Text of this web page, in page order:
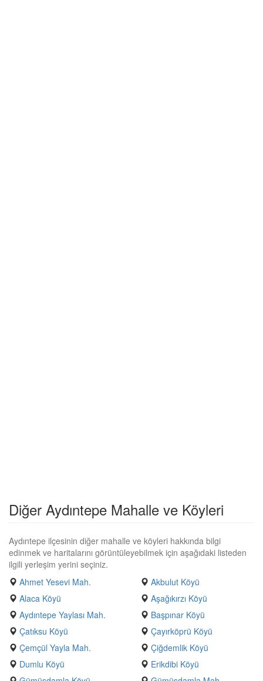
Diğer Aydıntepe Mahalle ve Köyleri
Aydıntepe ilçesinin diğer mahalle ve köyleri hakkında bilgi
edinmek ve haritalarını görüntüleyebilmek için aşağıdaki listeden
ilgili yerleşim yerini seçiniz.
Ahmet Yesevi Mah.
Akbulut Köyü
Alaca Köyü
Aşağıkırzı Köyü
Aydıntepe Yaylası Mah.
Başpınar Köyü
Çatıksu Köyü
Çayırköprü Köyü
Çemçül Yayla Mah.
Çiğdemlik Köyü
Dumlu Köyü
Erikdibi Köyü